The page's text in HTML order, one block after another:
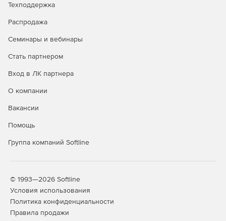
Техподдержка
Распродажа
Семинары и вебинары
Стать партнером
Вход в ЛК партнера
О компании
Вакансии
Помощь
Группа компаний Softline
© 1993—2026 Softline
Условия использования
Политика конфиденциальности
Правила продажи